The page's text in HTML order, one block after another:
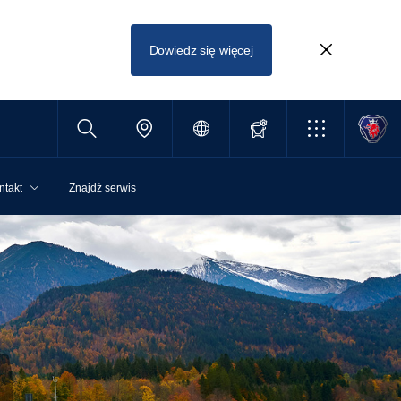
Dowiedz się więcej
Znajdź serwis